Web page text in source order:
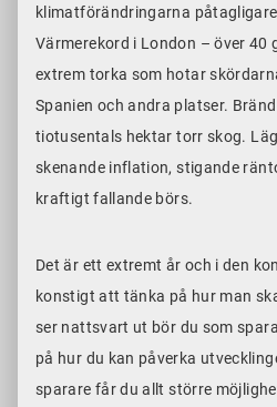
klimatförändringarna
Värmerekord i London – över 40
extrem torka som hotar
Spanien och andra platser.
tiotusentals hektar torr skog.
skenande inflation, stigande
kraftigt fallande börs.
Det är ett extremt år och i den
konstigt att tänka på hur man
ser nattsvart ut bör du som
på hur du kan påverka
sparare får du allt större